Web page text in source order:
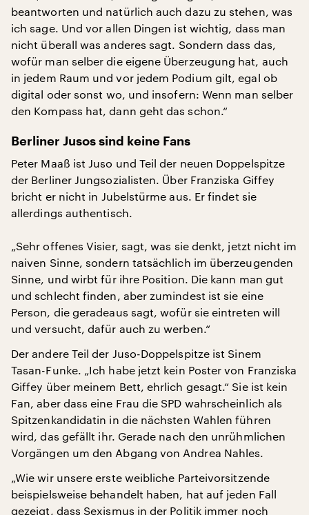
beantworten und natürlich auch dazu zu stehen, was
ich sage. Und vor allen Dingen ist wichtig, dass man
nicht überall was anderes sagt. Sondern dass das,
wofür man selber die eigene Überzeugung hat, auch
in jedem Raum und vor jedem Podium gilt, egal ob
digital oder sonst wo, und insofern: Wenn man selber
den Kompass hat, dann geht das schon.“
Berliner Jusos sind keine Fans
Peter Maaß ist Juso und Teil der neuen Doppelspitze
der Berliner Jungsozialisten. Über Franziska Giffey
bricht er nicht in Jubelstürme aus. Er findet sie
allerdings authentisch.
„Sehr offenes Visier, sagt, was sie denkt, jetzt nicht im
naiven Sinne, sondern tatsächlich im überzeugenden
Sinne, und wirbt für ihre Position. Die kann man gut
und schlecht finden, aber zumindest ist sie eine
Person, die geradeaus sagt, wofür sie eintreten will
und versucht, dafür auch zu werben.“
Der andere Teil der Juso-Doppelspitze ist Sinem
Tasan-Funke. „Ich habe jetzt kein Poster von Franziska
Giffey über meinem Bett, ehrlich gesagt.“ Sie ist kein
Fan, aber dass eine Frau die SPD wahrscheinlich als
Spitzenkandidatin in die nächsten Wahlen führen
wird, das gefällt ihr. Gerade nach den unrühmlichen
Vorgängen um den Abgang von Andrea Nahles.
„Wie wir unsere erste weibliche Parteivorsitzende
beispielsweise behandelt haben, hat auf jeden Fall
gezeigt, dass Sexismus in der Politik immer noch